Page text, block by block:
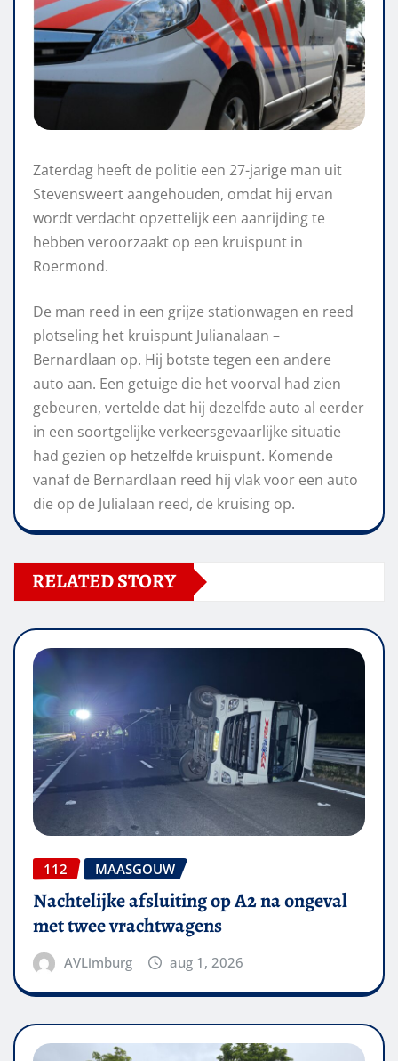
Zaterdag heeft de politie een 27-jarige man uit
Stevensweert aangehouden, omdat hij ervan
wordt verdacht opzettelijk een aanrijding te
hebben veroorzaakt op een kruispunt in
Roermond.
De man reed in een grijze stationwagen en reed
plotseling het kruispunt Julianalaan –
Bernardlaan op. Hij botste tegen een andere
auto aan. Een getuige die het voorval had zien
gebeuren, vertelde dat hij dezelfde auto al eerder
in een soortgelijke verkeersgevaarlijke situatie
had gezien op hetzelfde kruispunt. Komende
vanaf de Bernardlaan reed hij vlak voor een auto
die op de Julialaan reed, de kruising op.
RELATED STORY
112 MAASGOUW
Nachtelijke afsluiting op A2 na ongeval
met twee vrachtwagens
AVLimburg aug 1, 2026